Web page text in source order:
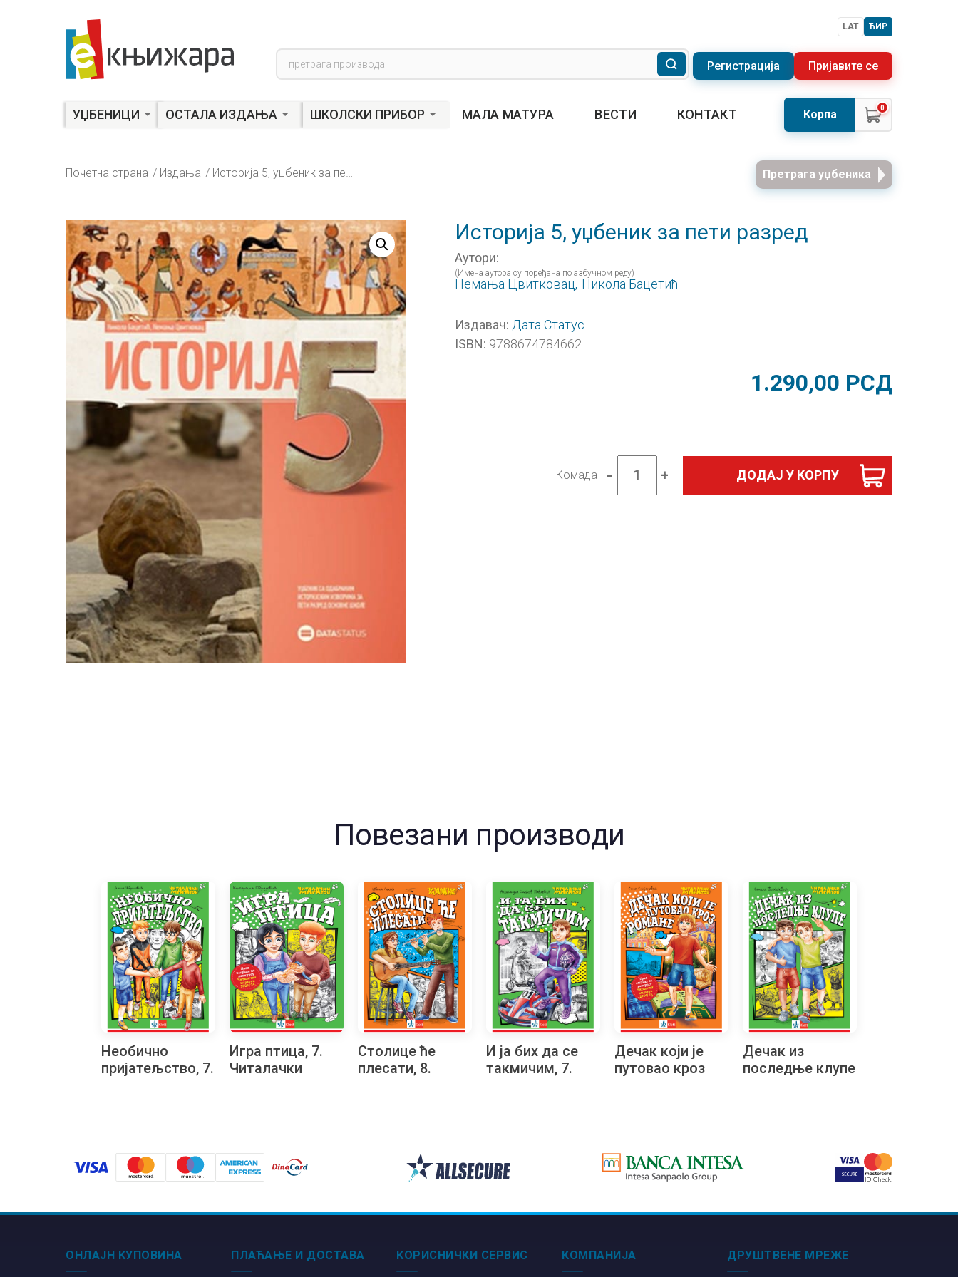
LAT ЋИР
Products
search
Регистрација Пријавите се
УЏБЕНИЦИ ОСТАЛА ИЗДАЊА ШКОЛСКИ ПРИБОР МАЛА МАТУРА ВЕСТИ КОНТАКТ Корпа 0
Почетна страна Издања Претрага уџбеника
Историја 5, уџбеник за пети разред
Аутори:
(Имена аутора су поређана по азбучном реду)
Немања Цвитковац, Никола Бацетић
Издавач: Дата Статус
ISBN: 9788674784662
1.290,00 РСД
Комада -
Историја
+ ДОДАЈ У КОРПУ
Повезани производи
Необично
пријатељство, 7.
Игра птица, 7.
Читалачки
Столице ће
плесати, 8.
И ја бих да се
такмичим, 7.
Дечак који је
путовао кроз
Дечак из
последње клупе
ОНЛАЈН КУПОВИНА ПЛАЋАЊЕ И ДОСТАВА КОРИСНИЧКИ СЕРВИС КОМПАНИЈА ДРУШТВЕНЕ МРЕЖЕ